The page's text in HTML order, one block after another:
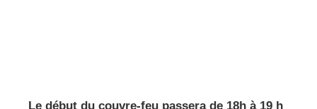
Le début du couvre-feu passera de 18h à 19 h